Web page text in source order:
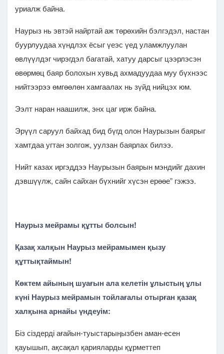
уриалж байна.
Наурыз нь эвтэй найртай аж төрөхийн бэлгэдэл, настан
буурлуудаа хүндлэх ёсыг үеэс үед уламжлуулан
өвлүүлдэг чирэгдэл багатай, хатуу дарсыг цээрлэсэн
өвөрмөц баяр болохын хувьд ахмадуудаа муу бүхнээс
нийтээрээ өмгөөлөн хамгаалах нь зүйд нийцэх юм.
Ээлт наран наашилж, энх цаг ирж байна.
Эрүүл саруул байхад бид бүгд олон Наурызын баярыг
хамтдаа угтан золгож, уулзан баярлах билээ.
Нийт казах иргэддээ Наурызын баярын мэндийг дахин
дэвшүүлж, сайн сайхан бүхнийг хүсэн ерөөе” гэжээ.
Наурыз мейрамы құтты болсын!
Қазақ халқын Наурыз мейрамымен қызу
құттықтаймын!
Көктем айының шуағын ала келетін ұлыстың ұлы
күні Наурыз мейрамын тойлағалы отырған қазақ
халқына арнайы үндеуім:
Біз сіздерді ағайын-туыстарыңызбен аман-есен
қауышып, ақсақал қарияларды құрметтеп